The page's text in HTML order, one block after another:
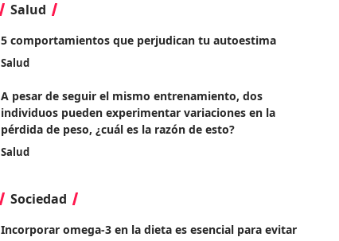
Salud
5 comportamientos que perjudican tu autoestima
Salud
A pesar de seguir el mismo entrenamiento, dos
individuos pueden experimentar variaciones en la
pérdida de peso, ¿cuál es la razón de esto?
Salud
Sociedad
Incorporar omega-3 en la dieta es esencial para evitar